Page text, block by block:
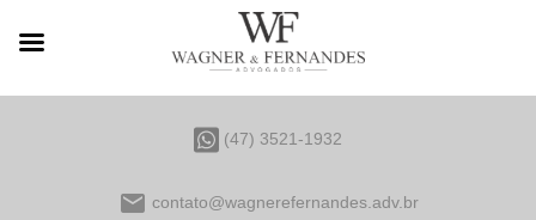
(47) 3521-1932
email contato@wagnerefernandes.adv.br